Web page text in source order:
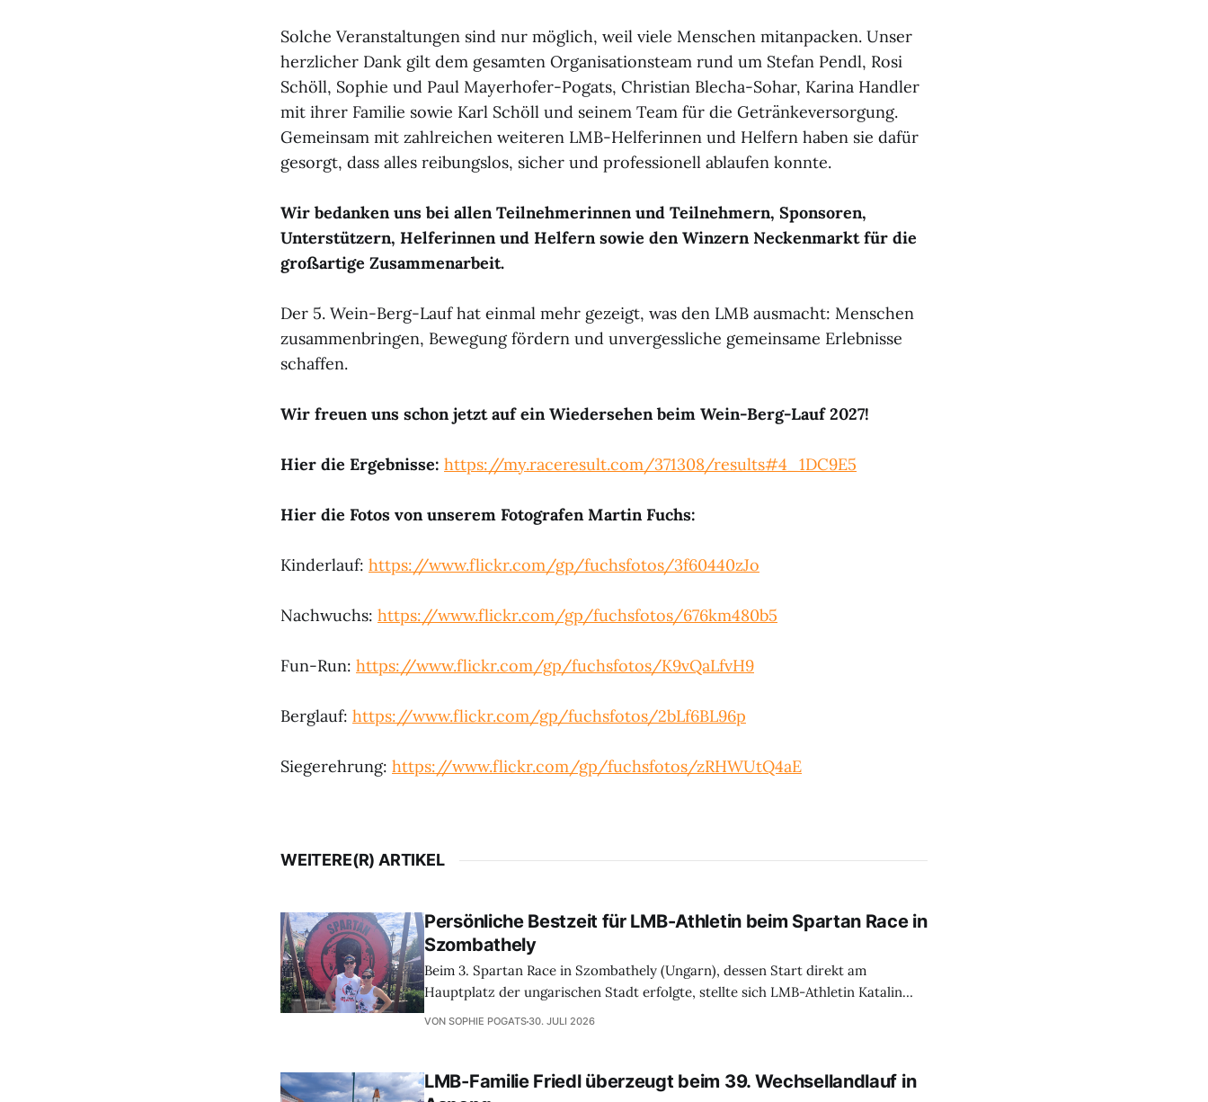
Solche Veranstaltungen sind nur möglich, weil viele Menschen mitanpacken. Unser
herzlicher Dank gilt dem gesamten Organisationsteam rund um Stefan Pendl, Rosi
Schöll, Sophie und Paul Mayerhofer-Pogats, Christian Blecha-Sohar, Karina Handler
mit ihrer Familie sowie Karl Schöll und seinem Team für die Getränkeversorgung.
Gemeinsam mit zahlreichen weiteren LMB-Helferinnen und Helfern haben sie dafür
gesorgt, dass alles reibungslos, sicher und professionell ablaufen konnte.
Wir bedanken uns bei allen Teilnehmerinnen und Teilnehmern, Sponsoren,
Unterstützern, Helferinnen und Helfern sowie den Winzern Neckenmarkt für die
großartige Zusammenarbeit.
Der 5. Wein-Berg-Lauf hat einmal mehr gezeigt, was den LMB ausmacht: Menschen
zusammenbringen, Bewegung fördern und unvergessliche gemeinsame Erlebnisse
schaffen.
Wir freuen uns schon jetzt auf ein Wiedersehen beim Wein-Berg-Lauf 2027!
Hier die Ergebnisse: https://my.raceresult.com/371308/results#4_1DC9E5
Hier die Fotos von unserem Fotografen Martin Fuchs:
Kinderlauf: https://www.flickr.com/gp/fuchsfotos/3f60440zJo
Nachwuchs: https://www.flickr.com/gp/fuchsfotos/676km480b5
Fun-Run: https://www.flickr.com/gp/fuchsfotos/K9vQaLfvH9
Berglauf: https://www.flickr.com/gp/fuchsfotos/2bLf6BL96p
Siegerehrung: https://www.flickr.com/gp/fuchsfotos/zRHWUtQ4aE
WEITERE(R) ARTIKEL
Persönliche Bestzeit für LMB-Athletin beim Spartan Race in
Szombathely
Beim 3. Spartan Race in Szombathely (Ungarn), dessen Start direkt am
Hauptplatz der ungarischen Stadt erfolgte, stellte sich LMB-Athletin Katalin
Czaszar aus Lackendorf der anspruchsvollen Sprint-Distanz. Auf den 8
schwerer Lasten
VON SOPHIE POGATS 30. JULI 2026
LMB-Familie Friedl überzeugt beim 39. Wechsellandlauf in